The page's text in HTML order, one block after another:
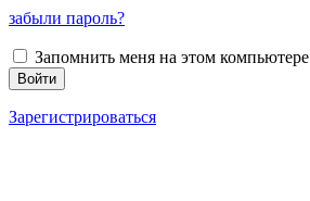
забыли пароль?
Запомнить меня на этом компьютере
Зарегистрироваться